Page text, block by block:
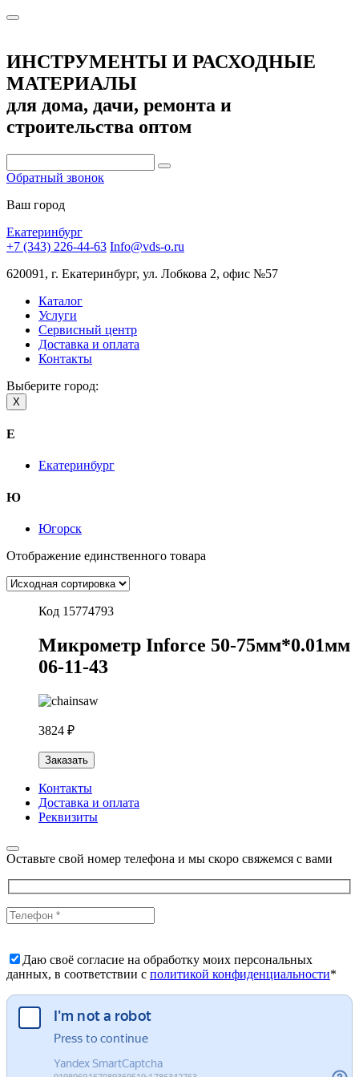
ИНСТРУМЕНТЫ И РАСХОДНЫЕ
МАТЕРИАЛЫ
для дома, дачи, ремонта и
строительства оптом
Обратный звонок
Ваш город
Екатеринбург
+7 (343) 226-44-63 Info@vds-o.ru
620091, г. Екатеринбург, ул. Лобкова 2, офис №57
Каталог
Услуги
Сервисный центр
Доставка и оплата
Контакты
Выберите город:
X
Е
Екатеринбург
Ю
Югорск
Отображение единственного товара
Код 15774793
Микрометр Inforce 50-75мм*0.01мм
06-11-43
3824 ₽
Заказать
Контакты
Доставка и оплата
Реквизиты
Оставьте свой номер телефона и мы скоро свяжемся с вами
Даю своё согласие на обработку моих персональных
данных, в соответствии с политикой конфиденциальности*